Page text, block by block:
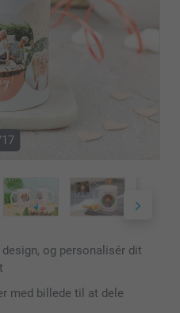
og personalisér dit
med billede til at dele